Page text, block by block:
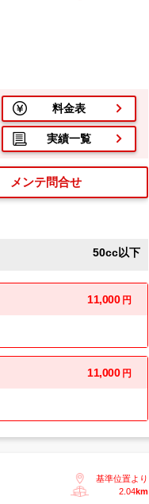
料金表
実績一覧
メンテ問合せ
50cc以下
11,000 円
11,000 円
基準位置より
2.04km